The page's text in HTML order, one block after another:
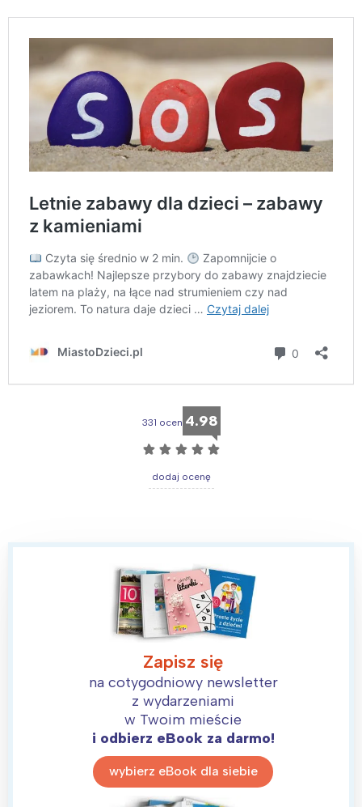
331 ocen 4.98
☆ ☆ ☆ ☆ ☆
dodaj ocenę
Zapisz się
na cotygodniowy newsletter
z wydarzeniami
w Twoim mieście
i odbierz eBook za darmo!
wybierz eBook dla siebie